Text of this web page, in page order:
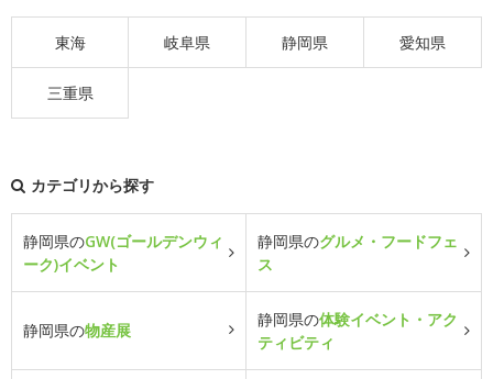
東海 岐阜県 静岡県 愛知県
三重県
カテゴリから探す
静岡県のGW(ゴールデンウィ
ーク)イベント
静岡県のグルメ・フードフェ
ス
静岡県の物産展
静岡県の体験イベント・アク
ティビティ